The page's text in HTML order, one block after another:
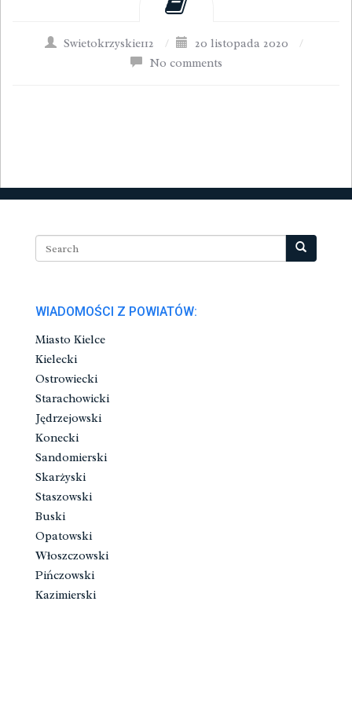
Swietokrzyskie112 / 20 listopada 2020
/
No comments
WIADOMOŚCI Z POWIATÓW:
Miasto Kielce
Kielecki
Ostrowiecki
Starachowicki
Jędrzejowski
Konecki
Sandomierski
Skarżyski
Staszowski
Buski
Opatowski
Włoszczowski
Pińczowski
Kazimierski